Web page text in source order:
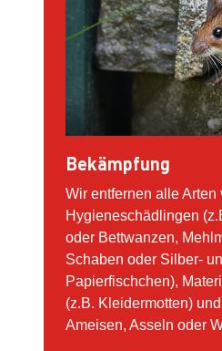
Bekämpfung
Wir entfernen alle Arten
Hygieneschädlingen
oder Bettwanzen,
Schaben oder Silber-
Papierfischchen),
(z.B. Kleidermotten)
Ameisen, Asseln oder